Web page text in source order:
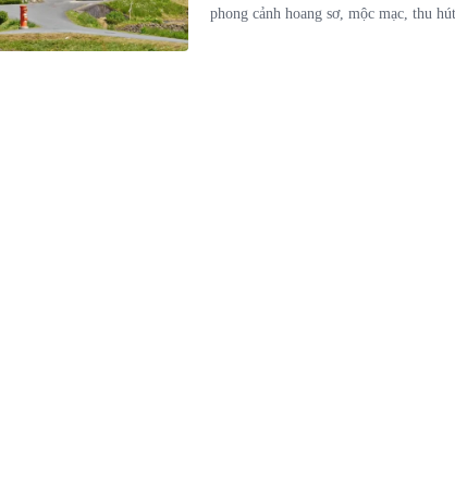
phong cảnh hoang sơ, mộc mạc, thu